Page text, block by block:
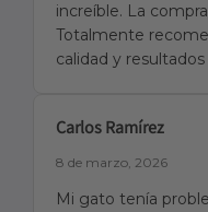
increíble. La
Totalmente
calidad y resultados
Carlos Ramírez
8 de marzo, 2026
Mi gato tenía